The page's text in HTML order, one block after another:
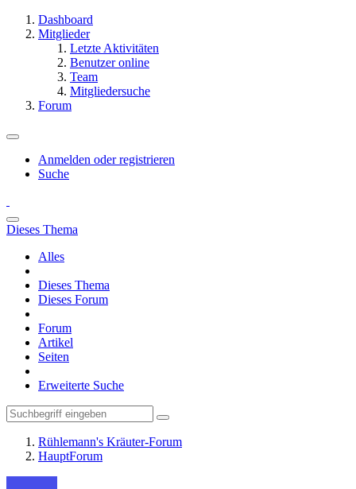
Dashboard
Mitglieder
Letzte Aktivitäten
Benutzer online
Team
Mitgliedersuche
Forum
Anmelden oder registrieren
Suche
Dieses Thema
Alles
Dieses Thema
Dieses Forum
Forum
Artikel
Seiten
Erweiterte Suche
Rühlemann's Kräuter-Forum
HauptForum